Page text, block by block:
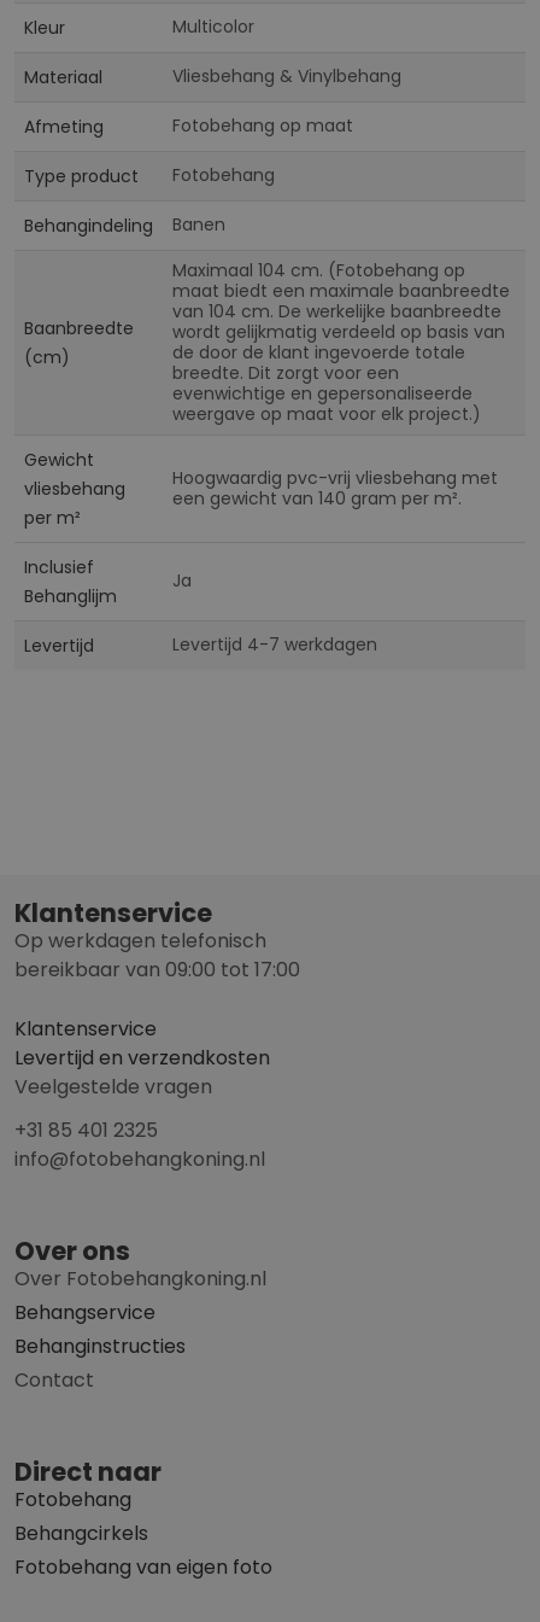
Kleur Multicolor
Materiaal Vliesbehang & Vinylbehang
Afmeting Fotobehang op maat
Type product Fotobehang
Behangindeling Banen
Baanbreedte
(cm)
Maximaal 104 cm. (Fotobehang op
maat biedt een maximale baanbreedte
van 104 cm. De werkelijke baanbreedte
wordt gelijkmatig verdeeld op basis van
de door de klant ingevoerde totale
breedte. Dit zorgt voor een
evenwichtige en gepersonaliseerde
weergave op maat voor elk project.)
Gewicht
vliesbehang
per m²
Hoogwaardig pvc-vrij vliesbehang met
een gewicht van 140 gram per m².
Inclusief
Behanglijm
Ja
Levertijd Levertijd 4-7 werkdagen
Klantenservice
Op werkdagen telefonisch
bereikbaar van 09:00 tot 17:00
Klantenservice
Levertijd en verzendkosten
Veelgestelde vragen
+31 85 401 2325
info@fotobehangkoning.nl
Over ons
Over Fotobehangkoning.nl
Behangservice
Behanginstructies
Contact
Direct naar
Fotobehang
Behangcirkels
Fotobehang van eigen foto